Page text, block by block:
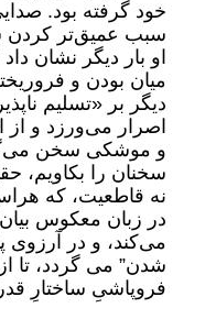
خود گرفته بود.
سبب عمیق‌تر
او بار دیگر نشان
میان بودن و
دیگر بر «تسلیم
اصرار می‌ورزد و از
و موشکی سخن
سخنان را بکاویم،
نه قاطعیت، که
در زبان معکوس
می‌کند، و در آرزوی
شدن” می گردد، تا
فروپاشیِ ساختارِ